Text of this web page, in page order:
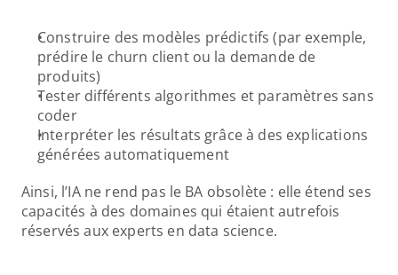
Construire des modèles prédictifs (par exemple,
prédire le churn client ou la demande de
produits)
Tester différents algorithmes et paramètres sans
coder
Interpréter les résultats grâce à des explications
générées automatiquement
Ainsi, l’IA ne rend pas le BA obsolète : elle étend ses
capacités à des domaines qui étaient autrefois
réservés aux experts en data science.